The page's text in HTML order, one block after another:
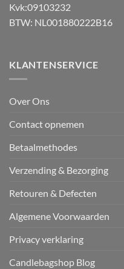
Kvk:09103232
BTW: NL001880222B16
KLANTENSERVICE
Over Ons
Contact opnemen
Betaalmethodes
Verzending & Bezorging
Retouren & Defecten
Algemene Voorwaarden
Privacy verklaring
Candlebagshop Blog